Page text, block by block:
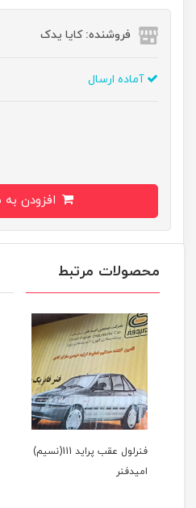
فروشنده: کایا یدک
آماده ارسال
محصولات مرتبط
فنرلول عقب پراید 111(نسیم)
امیدفنر